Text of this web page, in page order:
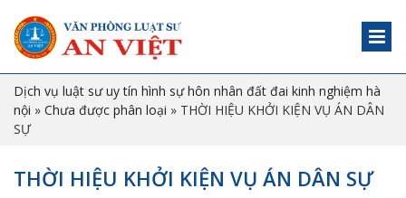
Dịch vụ luật sư uy tín hình sự hôn nhân đất đai kinh nghiệm hà
nội » Chưa được phân loại » THỜI HIỆU KHỞI KIỆN VỤ ÁN DÂN
SỰ
THỜI HIỆU KHỞI KIỆN VỤ ÁN DÂN SỰ